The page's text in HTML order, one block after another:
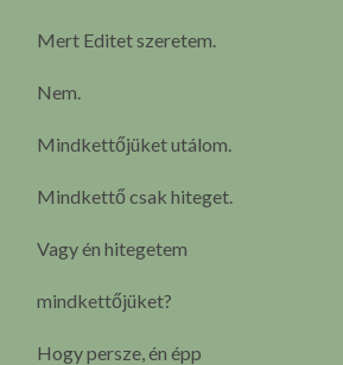
Mert Editet szeretem.
Nem.
Mindkettőjüket utálom.
Mindkettő csak hiteget.
Vagy én hitegetem
mindkettőjüket?
Hogy persze, én épp